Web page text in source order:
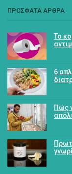
ΠΡΟΣΦΑΤΑ ΑΡΘΡΑ
Το
6
Πώς